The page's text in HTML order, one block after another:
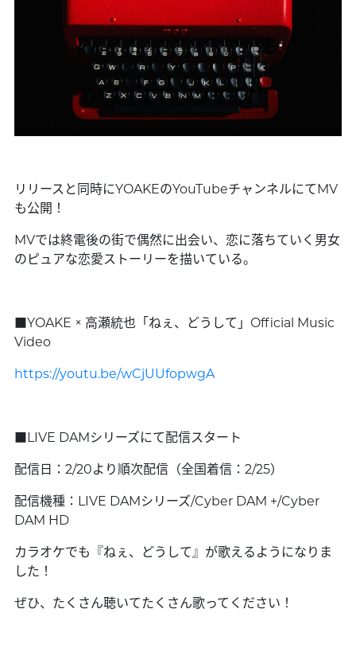
リリースと同時にYOAKEのYouTubeチャンネルにてMV
も公開！
MVでは終電後の街で偶然に出会い、恋に落ちていく男女
のピュアな恋愛ストーリーを描いている。
■YOAKE × 高瀬統也「ねぇ、どうして」Official Music
Video
https://youtu.be/wCjUUfopwgA
■LIVE DAMシリーズにて配信スタート
配信日：2/20より順次配信（全国着信：2/25）
配信機種：LIVE DAMシリーズ/Cyber DAM +/Cyber
DAM HD
カラオケでも『ねぇ、どうして』が歌えるようになりま
した！
ぜひ、たくさん聴いてたくさん歌ってください！